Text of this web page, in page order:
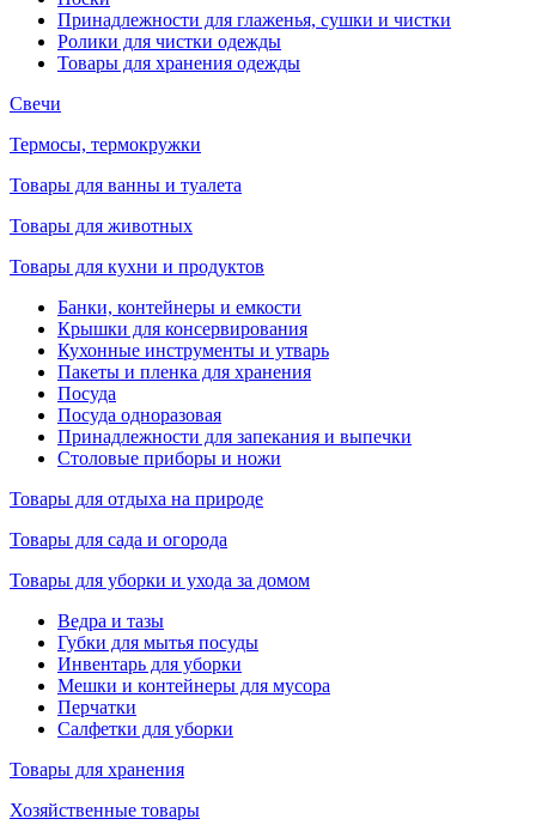
Принадлежности для глаженья, сушки и чистки
Ролики для чистки одежды
Товары для хранения одежды
Свечи
Термосы, термокружки
Товары для ванны и туалета
Товары для животных
Товары для кухни и продуктов
Банки, контейнеры и емкости
Крышки для консервирования
Кухонные инструменты и утварь
Пакеты и пленка для хранения
Посуда
Посуда одноразовая
Принадлежности для запекания и выпечки
Столовые приборы и ножи
Товары для отдыха на природе
Товары для сада и огорода
Товары для уборки и ухода за домом
Ведра и тазы
Губки для мытья посуды
Инвентарь для уборки
Мешки и контейнеры для мусора
Перчатки
Салфетки для уборки
Товары для хранения
Хозяйственные товары